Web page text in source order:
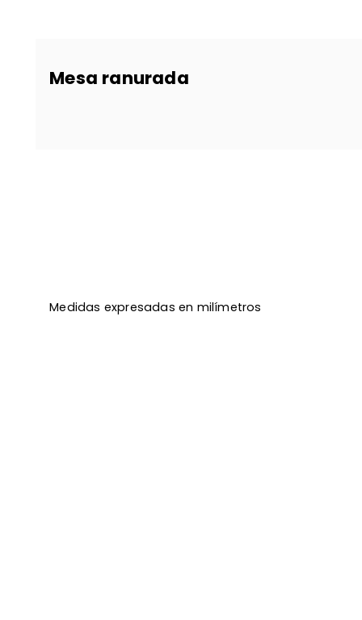
Mesa ranurada
Medidas expresadas en milímetros